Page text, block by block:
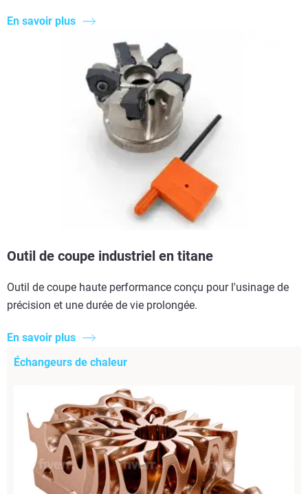
En savoir plus
Outil de coupe industriel en titane
Outil de coupe haute performance conçu pour l'usinage de
précision et une durée de vie prolongée.
En savoir plus
Échangeurs de chaleur